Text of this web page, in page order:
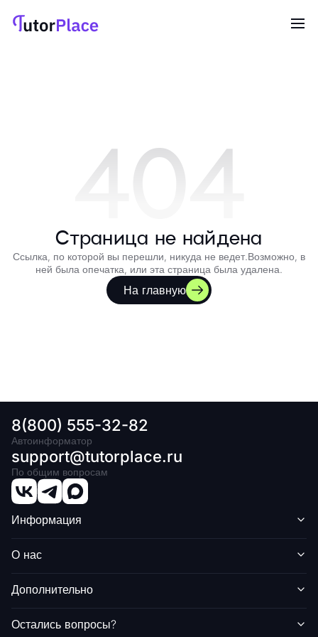
404
Страница не найдена
Ссылка, по которой вы перешли, никуда не ведет.Возможно, в
ней была опечатка, или эта страница была удалена.
На главную
8(800) 555-32-82
Автоинформатор
support@tutorplace.ru
По общим вопросам
Информация
О нас
Дополнительно
Остались вопросы?